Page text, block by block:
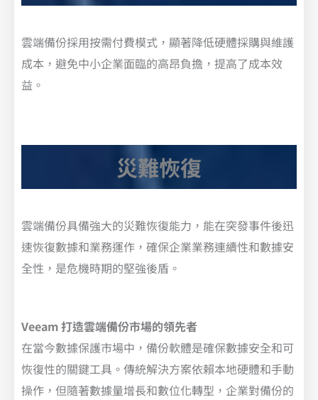
雲端備份採用按需付費模式，顯著降低硬體採購與維護
成本，避免中小企業面臨的高昂負擔，提高了成本效
益。
災難恢復
雲端備份具備強大的災難恢復能力，能在突發事件後迅
速恢復數據和業務運作，確保企業業務連續性和數據安
全性，是危機時期的堅強後盾。
Veeam 打造雲端備份市場的領先者
在當今數據保護市場中，備份軟體是確保數據安全和可
恢復性的關鍵工具。傳統解決方案依賴本地硬體和手動
操作，但隨著數據量增長和數位化轉型，企業對備份的